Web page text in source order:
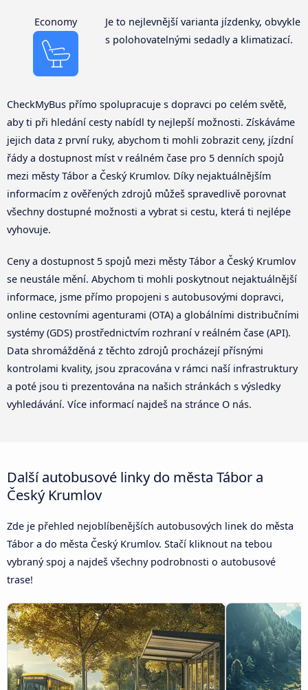
Economy
Je to nejlevnější varianta jízdenky, obvykle
s polohovatelnými sedadly a klimatizací.
CheckMyBus přímo spolupracuje s dopravci po celém světě,
aby ti při hledání cesty nabídl ty nejlepší možnosti. Získáváme
jejich data z první ruky, abychom ti mohli zobrazit ceny, jízdní
řády a dostupnost míst v reálném čase pro 5 denních spojů
mezi městy Tábor a Český Krumlov. Díky nejaktuálnějším
informacím z ověřených zdrojů můžeš spravedlivě porovnat
všechny dostupné možnosti a vybrat si cestu, která ti nejlépe
vyhovuje.
Ceny a dostupnost 5 spojů mezi městy Tábor a Český Krumlov
se neustále mění. Abychom ti mohli poskytnout nejaktuálnější
informace, jsme přímo propojeni s autobusovými dopravci,
online cestovními agenturami (OTA) a globálními distribučními
systémy (GDS) prostřednictvím rozhraní v reálném čase (API).
Data shromážděná z těchto zdrojů procházejí přísnými
kontrolami kvality, jsou zpracována v rámci naší infrastruktury
a poté jsou ti prezentována na našich stránkách s výsledky
vyhledávání. Více informací najdeš na stránce O nás.
Další autobusové linky do města Tábor a
Český Krumlov
Zde je přehled nejoblíbenějších autobusových linek do města
Tábor a do města Český Krumlov. Stačí kliknout na tebou
vybraný spoj a najdeš všechny podrobnosti o autobusové
trase!